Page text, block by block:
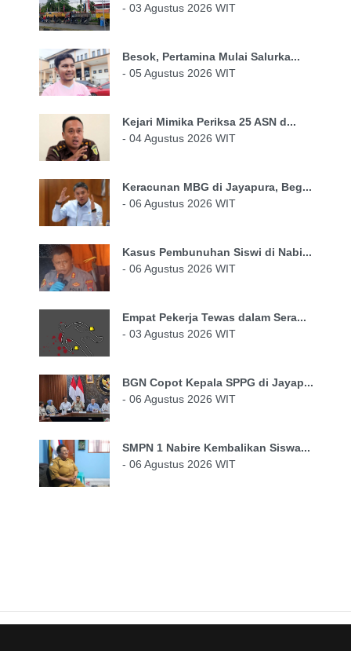
- 03 Agustus 2026 WIT
Besok, Pertamina Mulai Salurka...
- 05 Agustus 2026 WIT
Kejari Mimika Periksa 25 ASN d...
- 04 Agustus 2026 WIT
Keracunan MBG di Jayapura, Beg...
- 06 Agustus 2026 WIT
Kasus Pembunuhan Siswi di Nabi...
- 06 Agustus 2026 WIT
Empat Pekerja Tewas dalam Sera...
- 03 Agustus 2026 WIT
BGN Copot Kepala SPPG di Jayap...
- 06 Agustus 2026 WIT
SMPN 1 Nabire Kembalikan Siswa...
- 06 Agustus 2026 WIT